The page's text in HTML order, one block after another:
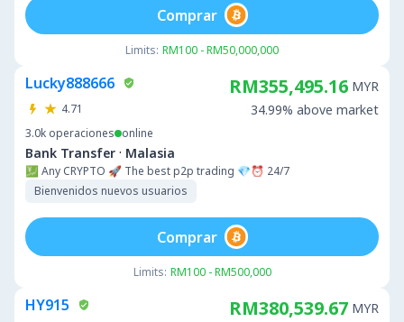
Limits: RM100 - RM50,000,000
Comprar
Lucky888666
4.71
3.0k operaciones online
Bank Transfer · Malasia
💹 Any CRYPTO 🚀 The best p2p trading 💎⏰ 24/7
Bienvenidos nuevos usuarios
RM355,495.16 MYR
34.99% above market
Limits: RM100 - RM500,000
Comprar
HY915 RM380,539.67 MYR